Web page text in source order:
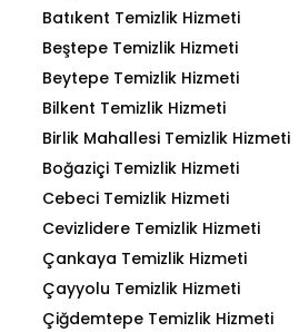
Batıkent Temizlik Hizmeti
Beştepe Temizlik Hizmeti
Beytepe Temizlik Hizmeti
Bilkent Temizlik Hizmeti
Birlik Mahallesi Temizlik Hizmeti
Boğaziçi Temizlik Hizmeti
Cebeci Temizlik Hizmeti
Cevizlidere Temizlik Hizmeti
Çankaya Temizlik Hizmeti
Çayyolu Temizlik Hizmeti
Çiğdemtepe Temizlik Hizmeti